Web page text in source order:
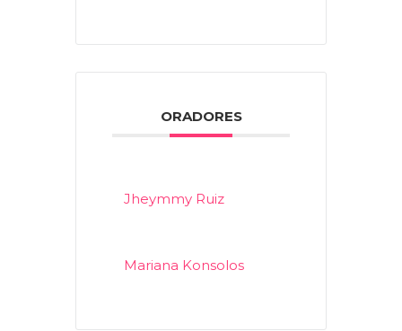
ORADORES
Jheymmy Ruiz
Mariana Konsolos